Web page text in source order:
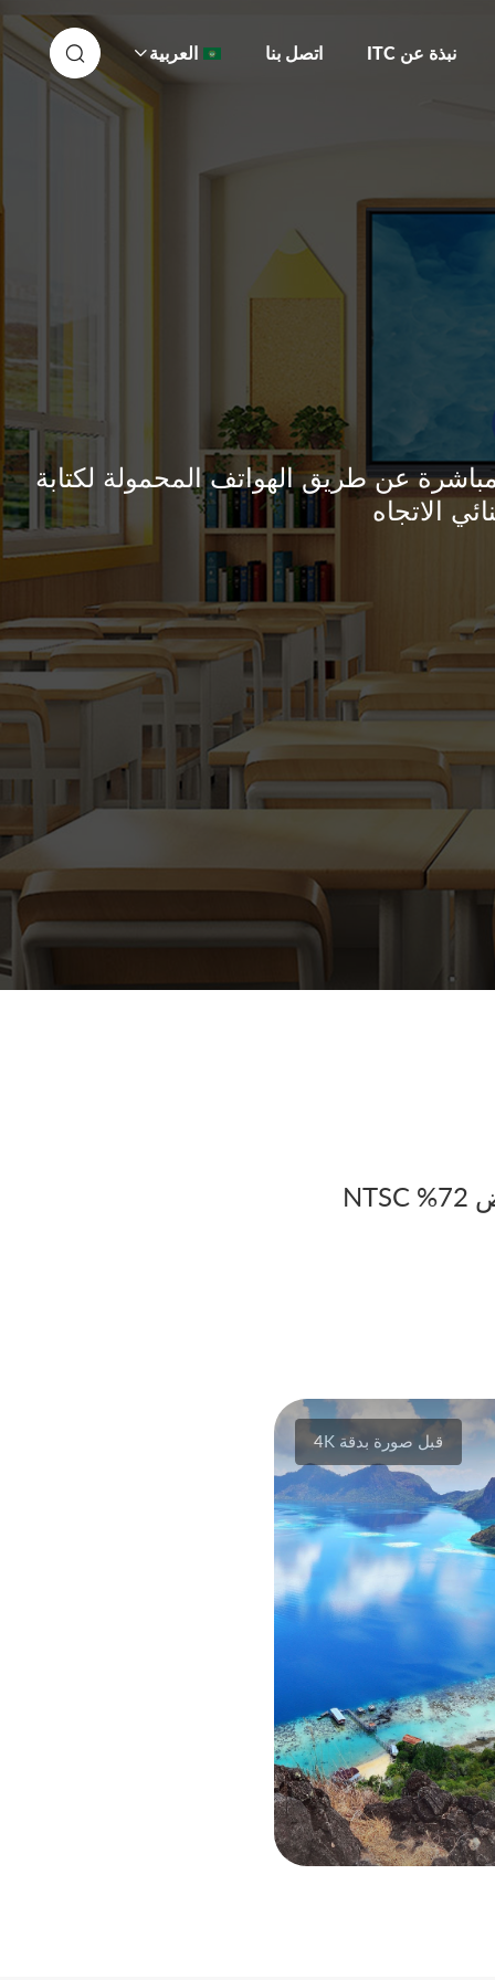
نبذة عن ITC اتصل بنا العربية
عن طريق الهواتف المحمولة لكتابة
الاتجاه
قبل صورة بدقة 4K